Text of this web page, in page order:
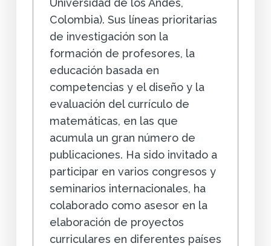
Colombia). Sus líneas prioritarias
de investigación son la
formación de profesores, la
educación basada en
competencias y el diseño y la
evaluación del currículo de
matemáticas, en las que
acumula un gran número de
publicaciones. Ha sido invitado a
participar en varios congresos y
seminarios internacionales, ha
colaborado como asesor en la
elaboración de proyectos
curriculares en diferentes países